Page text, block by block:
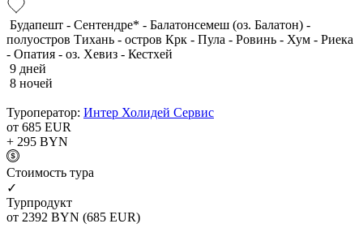
Будапешт - Сентендре* - Балатонсемеш (оз. Балатон) -
полуостров Тихань - остров Крк - Пула - Ровинь - Хум - Риека
- Опатия - оз. Хевиз - Кестхей
9 дней
8 ночей
Туроператор: Интер Холидей Сервис
от 685 EUR
+ 295 BYN
Cтоимость тура
✓
Турпродукт
от 2392 BYN (685 EUR)